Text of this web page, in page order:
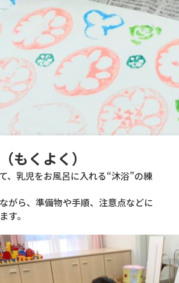
もくよく）
、乳児をお風呂に入れる“沐浴”の練
がら、準備物や手順、注意点などに
す。